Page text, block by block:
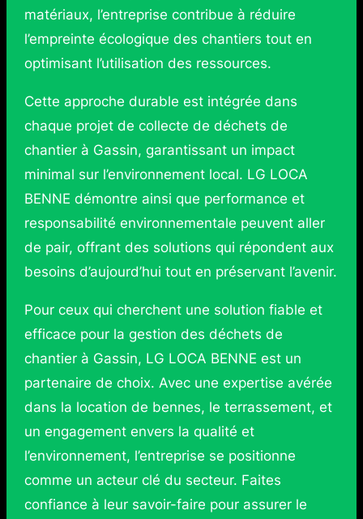
matériaux, l’entreprise contribue à réduire
l’empreinte écologique des chantiers tout en
optimisant l’utilisation des ressources.
Cette approche durable est intégrée dans
chaque projet de collecte de déchets de
chantier à Gassin, garantissant un impact
minimal sur l’environnement local. LG LOCA
BENNE démontre ainsi que performance et
responsabilité environnementale peuvent aller
de pair, offrant des solutions qui répondent aux
besoins d’aujourd’hui tout en préservant l’avenir.
Pour ceux qui cherchent une solution fiable et
efficace pour la gestion des déchets de
chantier à Gassin, LG LOCA BENNE est un
partenaire de choix. Avec une expertise avérée
dans la location de bennes, le terrassement, et
un engagement envers la qualité et
l’environnement, l’entreprise se positionne
comme un acteur clé du secteur. Faites
confiance à leur savoir-faire pour assurer le